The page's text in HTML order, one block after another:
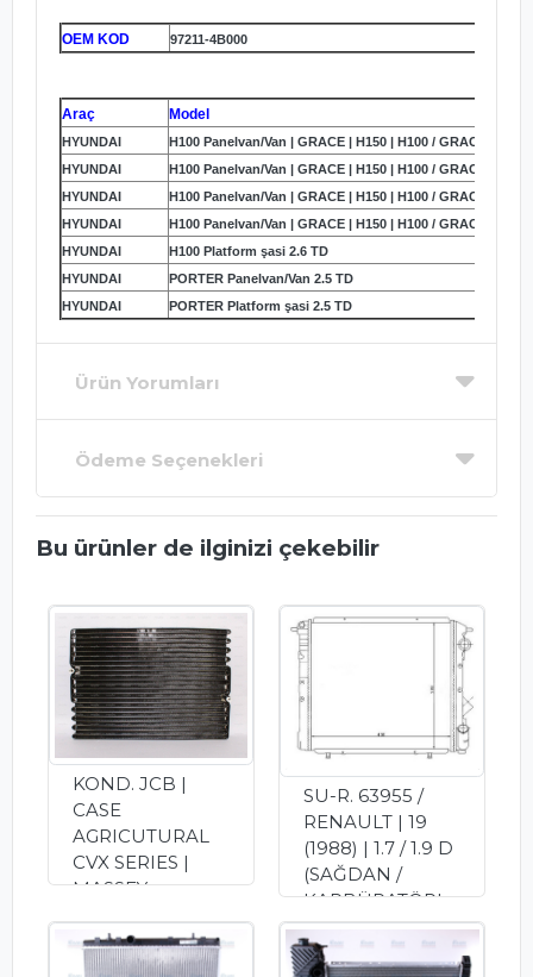
OEM KOD 97211-4B000
Araç Model
HYUNDAI
H100 Panelvan/Van | GRACE | H150 | H100 / GRACE 2.4
HYUNDAI
H100 Panelvan/Van | GRACE | H150 | H100 / GRACE 2.5 D
HYUNDAI
H100 Panelvan/Van | GRACE | H150 | H100 / GRACE 2.5
HYUNDAI
H100 Panelvan/Van | GRACE | H150 | H100 / GRACE 2.6 D
HYUNDAI
H100 Platform şasi 2.6 TD
HYUNDAI
PORTER Panelvan/Van 2.5 TD
HYUNDAI
PORTER Platform şasi 2.5 TD
Ürün Yorumları
Ödeme Seçenekleri
Bu ürünler de ilginizi çekebilir
KOND. JCB |
CASE
AGRICUTURAL
CVX SERIES |
MASSEY
6400 8400
SERIES
SU-R. 63955 /
RENAULT | 19
(1988) | 1.7 / 1.9 D
(SAĞDAN /
KARBÜRATÖRL
Ü / KLİMALI)
0.00 TL